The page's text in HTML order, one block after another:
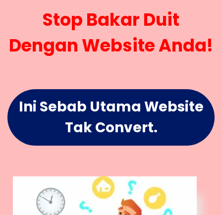
Stop Bakar Duit
Dengan Website Anda!
Ini Sebab Utama Website
Tak Convert.